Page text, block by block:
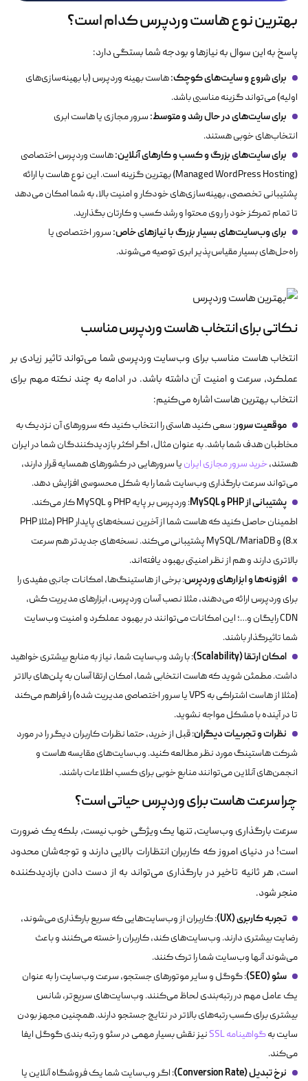
بهترین نوع هاست وردپرس کدام است؟
پاسخ به این سوال به نیازها و بودجه شما بستگی دارد:
برای شروع و سایت‌های کوچک:هاست بهینه وردپرس (با بهینه‌سازی‌های
اولیه) می‌تواند گزینه مناسبی باشد.
برای سایت‌های در حال رشد و متوسط: سرور مجازی یا هاست ابری
انتخاب‌های خوبی هستند.
برای سایت‌های بزرگ و کسب و کارهای آنلاین:هاست وردپرس اختصاصی
(Managed WordPress Hosting) بهترین گزینه است. این نوع هاست با ارائه
پشتیبانی تخصصی، بهینه‌سازی‌های خودکار و امنیت بالا، به شما امکان می‌دهد
تا تمام تمرکز خود را روی محتوا و رشد کسب و کارتان بگذارید.
برای وب‌سایت‌های بسیار بزرگ با نیازهای خاص: سرور اختصاصی یا
راه‌حل‌های بسیار مقیاس‌پذیر ابری توصیه می‌شوند.
نکاتی برای انتخاب هاست وردپرس مناسب
انتخاب هاست مناسب برای وب‌سایت وردپرسی شما می‌تواند تاثیر زیادی بر
عملکرد، سرعت و امنیت آن داشته باشد. در ادامه به چند نکته مهم برای
انتخاب بهترین هاست اشاره می‌کنیم:
موقعیت سرور: سعی کنید هاستی را انتخاب کنید که سرورهای آن نزدیک به
مخاطبان هدف شما باشد. به عنوان مثال، اگر اکثر بازدیدکنندگان شما در ایران
هستند،خرید سرور مجازی ایران یا سرورهایی در کشورهای همسایه قرار دارند،
می‌تواند سرعت بارگذاری وب‌سایت شما را به شکل محسوسی افزایش دهد.
پشتیبانی از PHP و MySQL
: وردپرس بر پایه PHP و MySQL کار می‌کند.
اطمینان حاصل کنید که هاست شما از آخرین نسخه‌های پایدار PHP (مثلا PHP
8.x) و MySQL/MariaDB پشتیبانی می‌کند. نسخه‌های جدیدتر هم سرعت
بالاتری دارند و هم از نظر امنیتی بهبود یافته‌اند.
افزونه‌ها و ابزارهای وردپرس: برخی از هاستینگ‌ها، امکانات جانبی مفیدی را
برای وردپرس ارائه می‌دهند، مثلا نصب آسان وردپرس، ابزارهای مدیریت کش،
CDN رایگان و…؛ این امکانات می‌توانند در بهبود عملکرد و امنیت وب‌سایت
شما تاثیرگذار باشند.
امکان ارتقا (Scalability)
: با رشد وب‌سایت شما، نیاز به منابع بیشتری خواهید
داشت. مطمئن شوید که هاست انتخابی شما، امکان ارتقا آسان به پلن‌های بالاتر
(مثلا از هاست اشتراکی به VPS یا سرور اختصاصی مدیریت شده) را فراهم می‌کند
تا در آینده با مشکل مواجه نشوید.
نظرات و تجربیات دیگران: قبل از خرید، حتما نظرات کاربران دیگر را در مورد
شرکت هاستینگ مورد نظر مطالعه کنید. وب‌سایت‌های مقایسه هاست و
انجمن‌های آنلاین می‌توانند منابع خوبی برای کسب اطلاعات باشند.
چرا سرعت هاست برای وردپرس حیاتی است؟
سرعت بارگذاری وب‌سایت، تنها یک ویژگی خوب نیست، بلکه یک ضرورت
است! در دنیای امروز که کاربران انتظارات بالایی دارند و توجه‌شان محدود
است، هر ثانیه تاخیر در بارگذاری می‌تواند به از دست دادن بازدیدکننده
منجر شود.
تجربه کاربری (UX)
: کاربران از وب‌سایت‌هایی که سریع بارگذاری می‌شوند،
رضایت بیشتری دارند. وب‌سایت‌های کند، کاربران را خسته می‌کنند و باعث
می‌شوند آنها وب‌سایت شما را ترک کنند.
سئو (SEO)
: گوگل و سایر موتورهای جستجو، سرعت وب‌سایت را به عنوان
یک عامل مهم در رتبه‌بندی لحاظ می‌کنند. وب‌سایت‌های سریع‌تر، شانس
بیشتری برای کسب رتبه‌های بالاتر در نتایج جستجو دارند. همچنین مجهز بودن
سایت بهگواهینامه SSL
نیز نقش بسیار مهمی در سئو و رتبه بندی گوگل ایفا
می‌کند.
نرخ تبدیل (Conversion Rate)
: اگر وب‌سایت شما یک فروشگاه آنلاین یا